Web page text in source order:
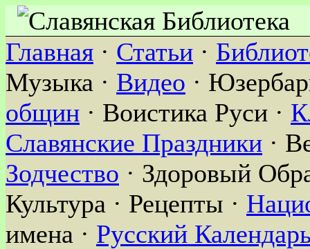
Главная · Статьи ·
Музыка · Видео ·
общин · Воистика Руси ·
Славянские Праздники ·
Зодчество · Здоровый
Культура · Рецепты ·
имена · Русский